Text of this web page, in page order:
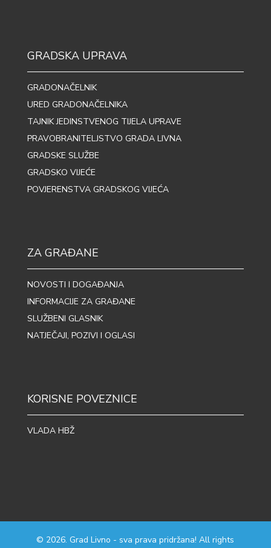
GRADSKA UPRAVA
GRADONAČELNIK
URED GRADONAČELNIKA
TAJNIK JEDINSTVENOG TIJELA UPRAVE
PRAVOBRANITELJSTVO GRADA LIVNA
GRADSKE SLUŽBE
GRADSKO VIJEĆE
POVJERENSTVA GRADSKOG VIJEĆA
ZA GRAĐANE
NOVOSTI I DOGAĐANJA
INFORMACIJE ZA GRAĐANE
SLUŽBENI GLASNIK
NATJEČAJI, POZIVI I OGLASI
KORISNE POVEZNICE
VLADA HBŽ
© 2026. Grad Livno - sva prava pridržana! All rights